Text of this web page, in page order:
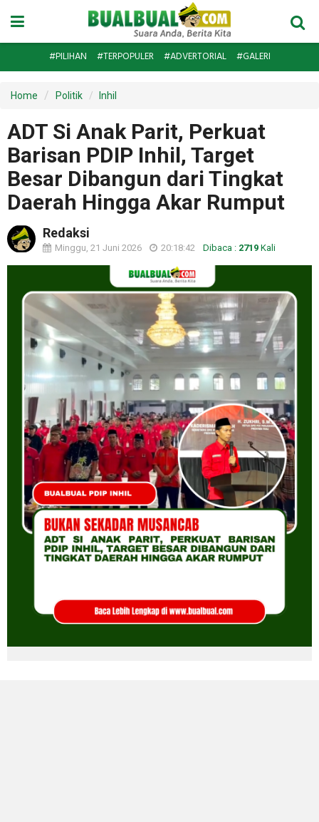
#PILIHAN #TERPOPULER #ADVERTORIAL #GALERI
Home Politik Inhil
ADT Si Anak Parit, Perkuat
Barisan PDIP Inhil, Target
Besar Dibangun dari Tingkat
Daerah Hingga Akar Rumput
Redaksi
Minggu, 21 Juni 2026 20:18:42 Dibaca : 2719 Kali